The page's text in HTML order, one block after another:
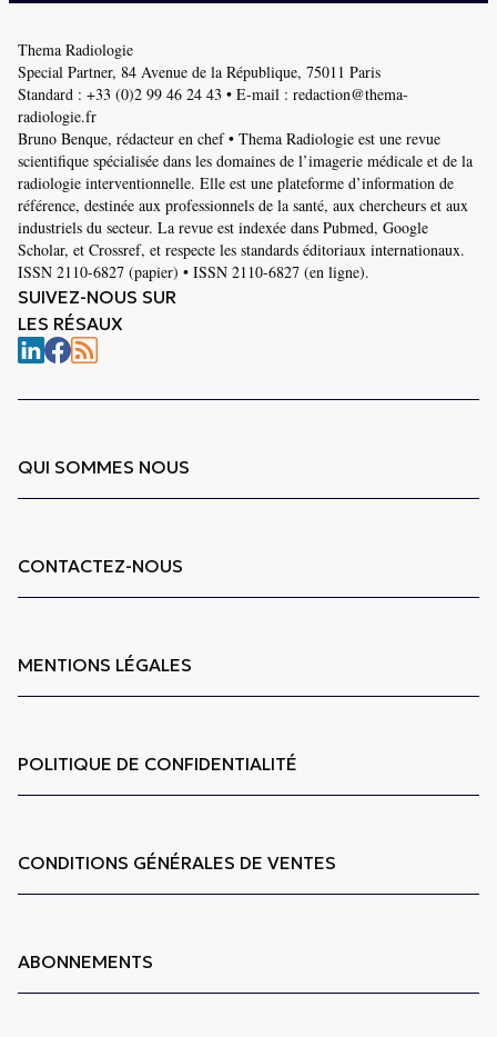
Thema Radiologie
Special Partner, 84 Avenue de la République, 75011 Paris
Standard : +33 (0)2 99 46 24 43 • E-mail : redaction@thema-
radiologie.fr
Bruno Benque, rédacteur en chef • Thema Radiologie est une revue
scientifique spécialisée dans les domaines de l’imagerie médicale et de la
radiologie interventionnelle. Elle est une plateforme d’information de
référence, destinée aux professionnels de la santé, aux chercheurs et aux
industriels du secteur. La revue est indexée dans Pubmed, Google
Scholar, et Crossref, et respecte les standards éditoriaux internationaux.
ISSN 2110-6827 (papier) • ISSN 2110-6827 (en ligne).
SUIVEZ-NOUS SUR
LES RÉSAUX
QUI SOMMES NOUS
CONTACTEZ-NOUS
MENTIONS LÉGALES
POLITIQUE DE CONFIDENTIALITÉ
CONDITIONS GÉNÉRALES DE VENTES
ABONNEMENTS